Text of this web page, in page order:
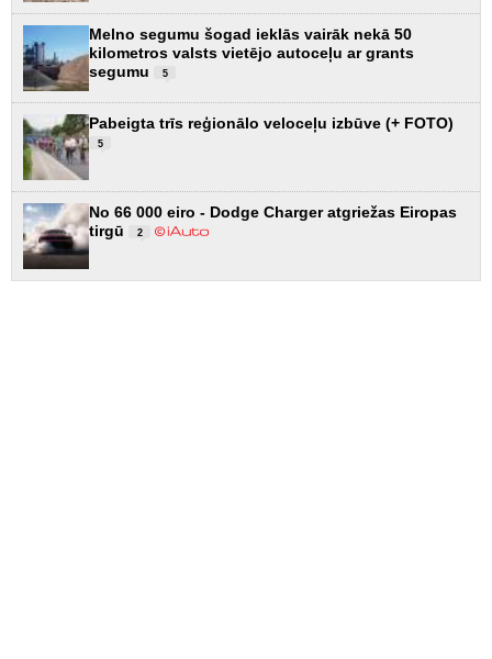
Melno segumu šogad ieklās vairāk nekā 50
kilometros valsts vietējo autoceļu ar grants
segumu
5
Pabeigta trīs reģionālo veloceļu izbūve (+ FOTO)
5
No 66 000 eiro - Dodge Charger atgriežas Eiropas
tirgū
2